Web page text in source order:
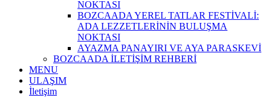
NOKTASI
BOZCAADA YEREL TATLAR FESTİVALİ:
ADA LEZZETLERİNİN BULUŞMA
NOKTASI
AYAZMA PANAYIRI VE AYA PARASKEVİ
BOZCAADA İLETİŞİM REHBERİ
MENU
ULAŞIM
İletişim